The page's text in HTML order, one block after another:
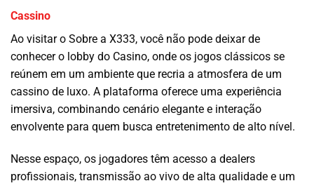
Cassino
Ao visitar o Sobre a X333, você não pode deixar de
conhecer o lobby do Casino, onde os jogos clássicos se
reúnem em um ambiente que recria a atmosfera de um
cassino de luxo. A plataforma oferece uma experiência
imersiva, combinando cenário elegante e interação
envolvente para quem busca entretenimento de alto nível.
Nesse espaço, os jogadores têm acesso a dealers
profissionais, transmissão ao vivo de alta qualidade e um